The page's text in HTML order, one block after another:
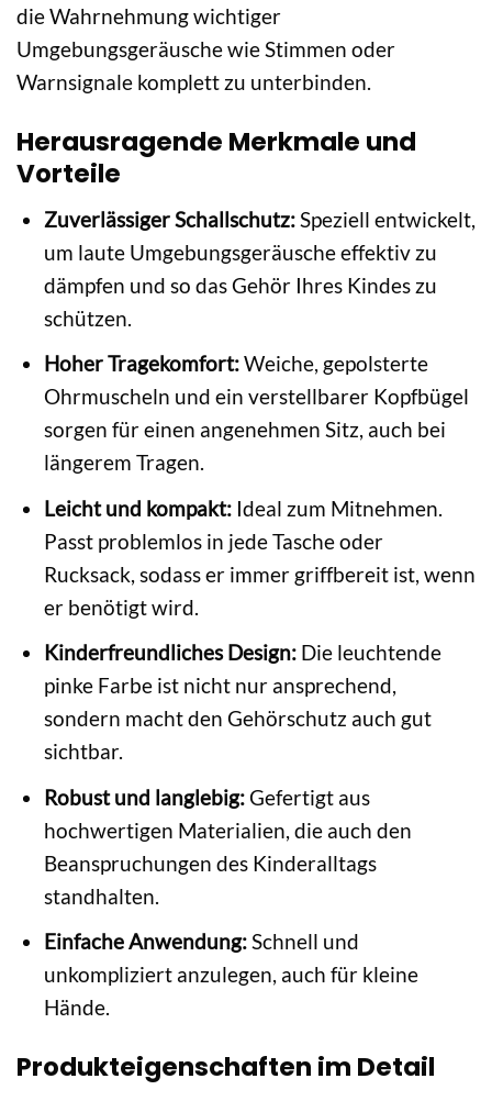
die Wahrnehmung wichtiger
Umgebungsgeräusche wie Stimmen oder
Warnsignale komplett zu unterbinden.
Herausragende Merkmale und
Vorteile
Zuverlässiger Schallschutz:Speziell entwickelt,
um laute Umgebungsgeräusche effektiv zu
dämpfen und so das Gehör Ihres Kindes zu
schützen.
Hoher Tragekomfort:Weiche, gepolsterte
Ohrmuscheln und ein verstellbarer Kopfbügel
sorgen für einen angenehmen Sitz, auch bei
längerem Tragen.
Leicht und kompakt:Ideal zum Mitnehmen.
Passt problemlos in jede Tasche oder
Rucksack, sodass er immer griffbereit ist, wenn
er benötigt wird.
Kinderfreundliches Design:Die leuchtende
pinke Farbe ist nicht nur ansprechend,
sondern macht den Gehörschutz auch gut
sichtbar.
Robust und langlebig:Gefertigt aus
hochwertigen Materialien, die auch den
Beanspruchungen des Kinderalltags
standhalten.
Einfache Anwendung:Schnell und
unkompliziert anzulegen, auch für kleine
Hände.
Produkteigenschaften im Detail